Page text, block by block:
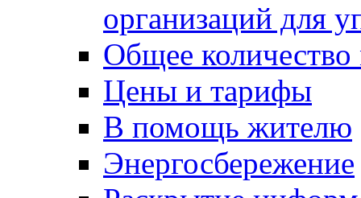
организаций для
Общее
Цены и тарифы
В помощь жителю
Энергосбережение